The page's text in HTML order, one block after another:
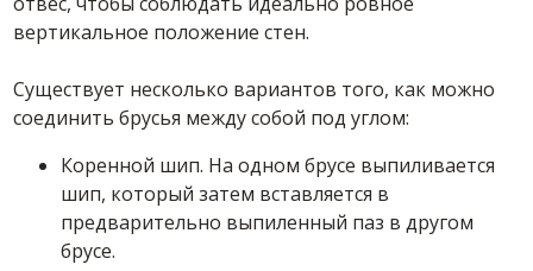
вертикальное положение стен.
Существует несколько вариантов того, как можно
соединить брусья между собой под углом:
Коренной шип. На одном брусе выпиливается
шип, который затем вставляется в
предварительно выпиленный паз в другом
брусе.